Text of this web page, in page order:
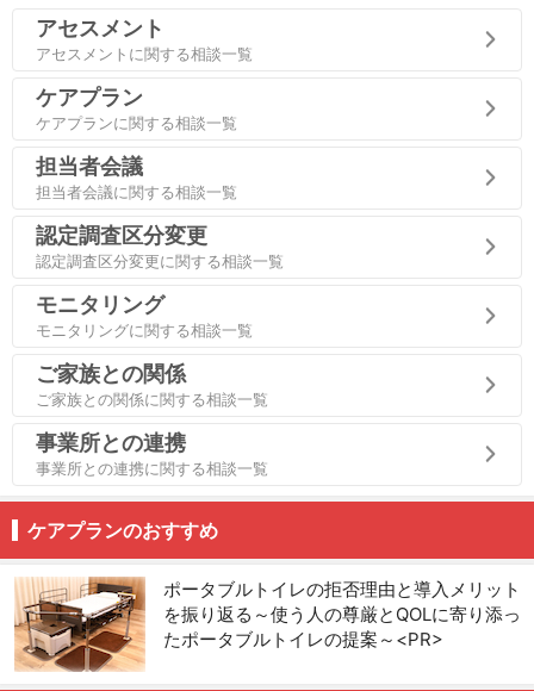
アセスメント
アセスメントに関する相談一覧
ケアプラン
ケアプランに関する相談一覧
担当者会議
担当者会議に関する相談一覧
認定調査区分変更
認定調査区分変更に関する相談一覧
モニタリング
モニタリングに関する相談一覧
ご家族との関係
ご家族との関係に関する相談一覧
事業所との連携
事業所との連携に関する相談一覧
ケアプランのおすすめ
ポータブルトイレの拒否理由と導入メリット
を振り返る～使う人の尊厳とQOLに寄り添っ
たポータブルトイレの提案～<PR>